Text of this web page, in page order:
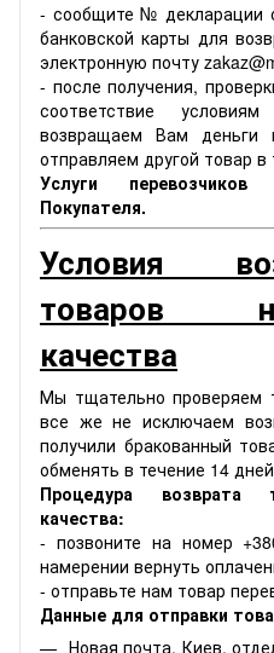
- сообщите № декларации
банковской карты для
электронную почту
- после получения,
соответствие
возвращаем Вам деньги
отправляем другой товар
Услуги
Покупателя.
Условия
товаров
качества
Мы тщательно проверяем
все же не исключаем
получили бракованный
обменять в течение 14
Процедура возврата
качества:
- позвоните на номер
намерении вернуть
- отправьте нам товар
Данные для отправки
Новая почта, Киев,